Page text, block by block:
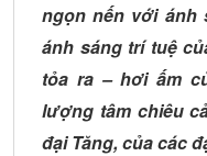
ngọn nến với ánh
ánh sáng trí tuệ
tỏa ra–hơi ấm
lượng tâm chiêu
đại Tăng, của các